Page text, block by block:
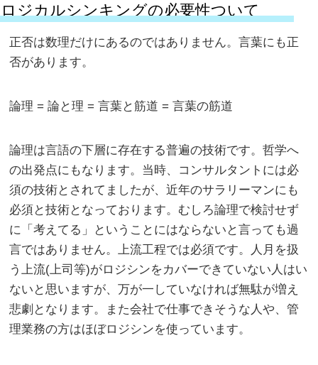
ロジカルシンキングの必要性ついて
正否は数理だけにあるのではありません。言葉にも正
否があります。
論理 = 論と理 = 言葉と筋道 = 言葉の筋道
論理は言語の下層に存在する普遍の技術です。哲学へ
の出発点にもなります。当時、コンサルタントには必
須の技術とされてましたが、近年のサラリーマンにも
必須と技術となっております。むしろ論理で検討せず
に「考えてる」ということにはならないと言っても過
言ではありません。上流工程では必須です。人月を扱
う上流(上司等)がロジシンをカバーできていない人はい
ないと思いますが、万が一していなければ無駄が増え
悲劇となります。また会社で仕事できそうな人や、管
理業務の方はほぼロジシンを使っています。